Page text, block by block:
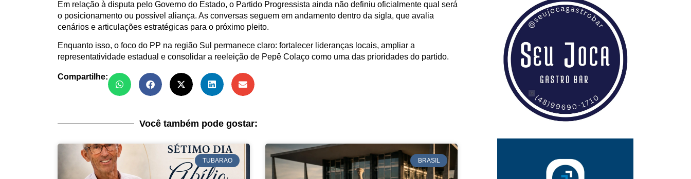
Em relação à disputa pelo Governo do Estado, o Partido Progressista ainda não definiu oficialmente qual será
o posicionamento ou possível aliança. As conversas seguem em andamento dentro da sigla, que avalia
cenários e articulações estratégicas para o próximo pleito.
Enquanto isso, o foco do PP na região Sul permanece claro: fortalecer lideranças locais, ampliar a
representatividade estadual e consolidar a reeleição de Pepê Colaço como uma das prioridades do partido.
Compartilhe:
Você também pode gostar:
TUBARAO BRASIL